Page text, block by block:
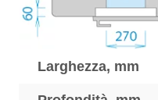
Larghezza, mm